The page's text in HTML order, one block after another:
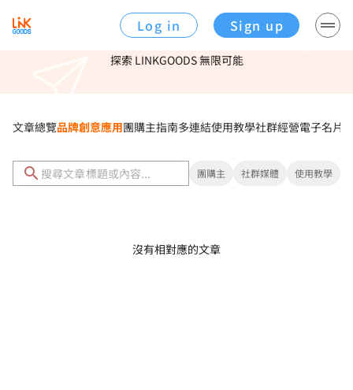
Log in Sign up
這多連結工具，超好用！
探索 LINKGOODS 無限可能
文章總覽品牌創意應用團購主指南多連結使用教學社群經營電子名片
團購主 社群媒體 使用教學
沒有相對應的文章